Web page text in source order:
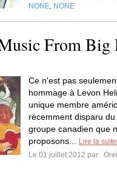
NONE NONE
From Big
Ce n'est pas
hommage à Levon
unique membre
récemment disparu
groupe canadien que
proposons...
Lire la suite
Le 01 juillet 2012 par